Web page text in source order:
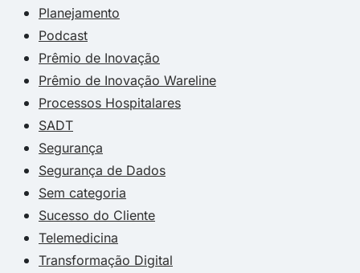
Planejamento
Podcast
Prêmio de Inovação
Prêmio de Inovação Wareline
Processos Hospitalares
SADT
Segurança
Segurança de Dados
Sem categoria
Sucesso do Cliente
Telemedicina
Transformação Digital